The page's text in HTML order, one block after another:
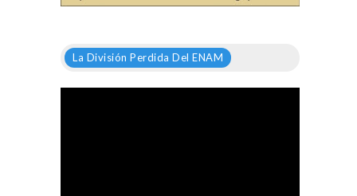
La División Perdida Del ENAM